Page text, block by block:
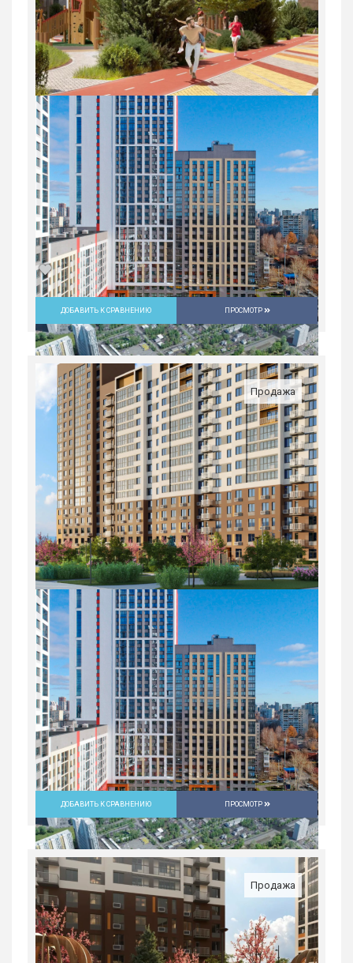
Студия в ЖК «Русь» на ВИЗе...
Россия, Свердловская область,
Екатеринбург
5 082 300 руб.
1 18/31
ДОБАВИТЬ К СРАВНЕНИЮ ПРОСМОТР
Продажа
ДОБАВИТЬ К СРАВНЕНИЮ ПРОСМОТР
Продажа